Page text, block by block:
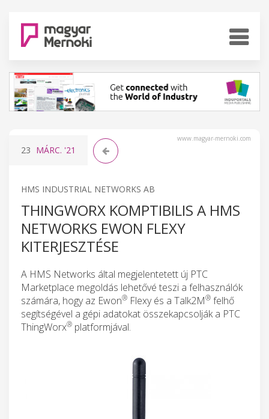
www.magyar-mernoki.com
23 MÁRC. '21
HMS INDUSTRIAL NETWORKS AB
THINGWORX KOMPTIBILIS A HMS
NETWORKS EWON FLEXY
KITERJESZTÉSE
A HMS Networks által megjelentetett új PTC
Marketplace megoldás lehetővé teszi a felhasználók
számára, hogy az Ewon® Flexy és a Talk2M® felhő
segítségével a gépi adatokat összekapcsolják a PTC
ThingWorx® platformjával.